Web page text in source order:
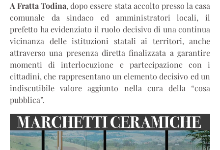
A Fratta Todina, dopo essere stata accolto presso la casa
comunale da sindaco ed amministratori locali, il
prefetto ha evidenziato il ruolo decisivo di una continua
vicinanza delle istituzioni statali ai territori, anche
attraverso una presenza diretta finalizzata a garantire
momenti di interlocuzione e partecipazione con i
cittadini, che rappresentano un elemento decisivo ed un
indiscutibile valore aggiunto nella cura della “cosa
pubblica”.